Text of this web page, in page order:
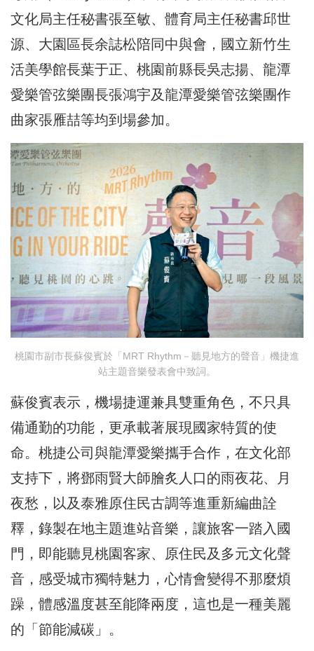
文化局主任秘書張至敏、體育局主任秘書邱世
源、大園區長余誌松陪同中與會，國立新竹生
活美學館長葉于正、桃園前縣長吳志揚、龍潭
愛樂管弦樂團長張鴻宇及龍潭愛樂管弦樂團作
曲家張雁喆等均到場參加。
桃園市副市長蘇俊賓於「MRT Rhythm－聽見地方的聲音」機捷進
站主題音樂發表會中致詞。
蘇俊賓表示，機場捷運兼具雙重角色，不只具
備通勤的功能，更承載著展現國家特質的使
命。桃捷公司與龍潭愛樂攜手合作，在文化部
支持下，將鄧雨賢大師膾炙人口的雨夜花、月
夜愁，以及泰雅原住民古調等進重新編曲詮
釋，錄製在地主題進站音樂，讓旅客一踏入國
門，即能聽見桃園客家、原住民及多元文化聲
音，感受城市獨特魅力，心情會變得不那麼煩
躁，體感溫度甚至能降兩度，這也是一種美麗
的「節能減碳」。